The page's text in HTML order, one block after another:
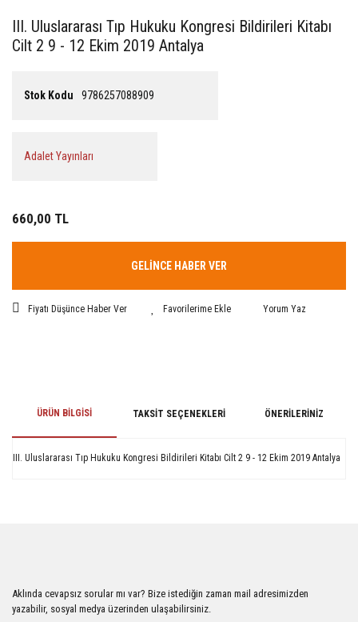
III. Uluslararası Tıp Hukuku Kongresi Bildirileri Kitabı
Cilt 2 9 - 12 Ekim 2019 Antalya
Stok Kodu 9786257088909
Adalet Yayınları
660,00 TL
GELİNCE HABER VER
Fiyatı Düşünce Haber Ver Yorum Yaz
ÜRÜN BILGISI TAKSIT SEÇENEKLERI ÖNERILERINIZ
III. Uluslararası Tıp Hukuku Kongresi Bildirileri Kitabı Cilt 2 9 - 12 Ekim 2019 Antalya
Ürün açıklamasında eksik bilgiler bulunuyor.
Aklında cevapsız sorular mı var? Bize istediğin zaman mail adresimizden
yazabilir, sosyal medya üzerinden ulaşabilirsiniz.